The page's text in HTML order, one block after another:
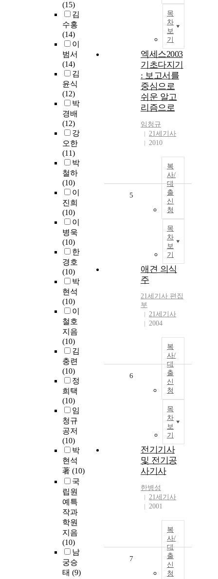
(15)
김
수홍
(14)
이
범서
(14)
김
윤식
(12)
박
경배
(12)
강
오한
(11)
박
철하
(10)
이
진희
(10)
이
병욱
(10)
한
경호
(10)
박
현석
(10)
이
철호
지음
(10)
김
충련
(10)
정
희택
(10)
임
청규
공저
(10)
박
현석
著 (10)
국
립원
예특
작과
학원
지음
(10)
남
궁승
태 (9)
목
차
보
기
엑세스2003
기초다지기
: 보고서를
중심으로
쉬운 알고
리즘으로
임청규
21세기사
2010
복
사/
대
출
신
청
목
차
보
기
5
애견 의식
주
21세기사 편집
부
21세기사
2004
복
사/
대
출
신
청
목
차
보
기
6
전기기사
및 전기공
사기사
한병성
21세기사
2001
복
사/
대
출
신
청
7